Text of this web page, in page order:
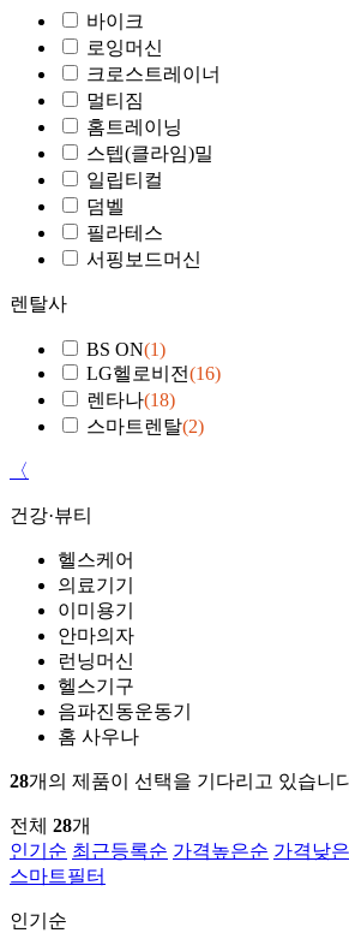
바이크
로잉머신
크로스트레이너
멀티짐
홈트레이닝
스텝(클라임)밀
일립티컬
덤벨
필라테스
서핑보드머신
렌탈사
BS ON(1)
LG헬로비전(16)
렌타나(18)
스마트렌탈(2)
〈
건강·뷰티
헬스케어
의료기기
이미용기
안마의자
런닝머신
헬스기구
음파진동운동기
홈 사우나
28개의 제품이 선택을 기다리고 있습니
전체 28개
인기순 최근등록순 가격높은순 가격낮
스마트필터
인기순